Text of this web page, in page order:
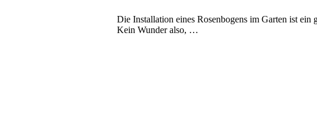
Die Installation eines Rosenbogens im Garten ist
Kein Wunder also, …